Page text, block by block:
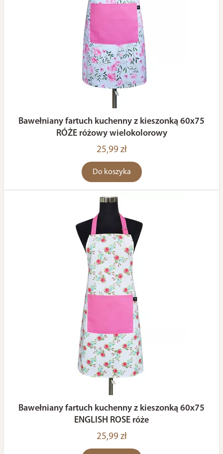
Bawełniany fartuch kuchenny z kieszonką 60x75
RÓŻE różowy wielokolorowy
25,99 zł
Do koszyka
Bawełniany fartuch kuchenny z kieszonką 60x75
ENGLISH ROSE róże
25,99 zł